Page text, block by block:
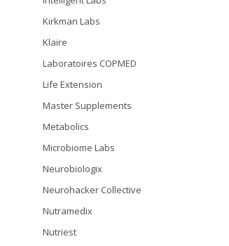
Kirkman Labs
Klaire
Laboratoires COPMED
Life Extension
Master Supplements
Metabolics
Microbiome Labs
Neurobiologix
Neurohacker Collective
Nutramedix
Nutriest